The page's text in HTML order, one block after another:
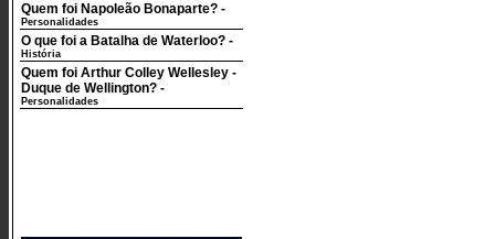
Quem foi Napoleão Bonaparte? -
Personalidades
O que foi a Batalha de Waterloo? -
História
Quem foi Arthur Colley Wellesley -
Duque de Wellington? -
Personalidades